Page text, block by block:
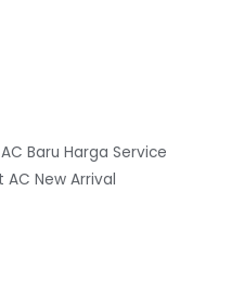
Baru Harga Service
AC New Arrival